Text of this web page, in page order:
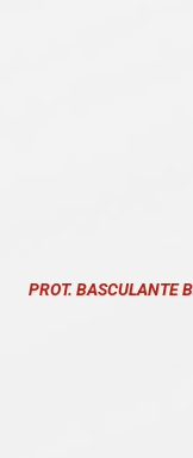
PROT. BASCULANTE